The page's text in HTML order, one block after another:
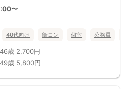
心♪♪
く、共感できるポイントもたくさん♪♪
しい」という方にぴったりのイベントで
せる半個室の空間をご用意しています♪♪
ュアルで優しい雰囲気です。
行ってみたい♪」
おしゃべりする時間は、きっと笑顔があふ
〜
40代向け 街コン 個室 公務員
歳 2,700円
歳 5,800円